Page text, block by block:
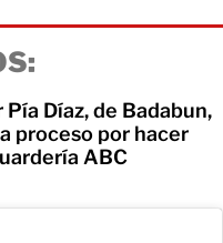
Díaz, de Badabun,
proceso por hacer
ABC